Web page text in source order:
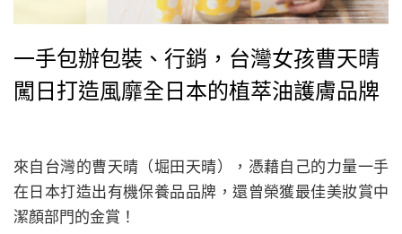
一手包辦包裝、行銷，台灣女孩曹天晴
闖日打造風靡全日本的植萃油護膚品牌
來自台灣的曹天晴（堀田天晴），憑藉自己的力量一手
在日本打造出有機保養品品牌，還曾榮獲最佳美妝賞中
潔顏部門的金賞！